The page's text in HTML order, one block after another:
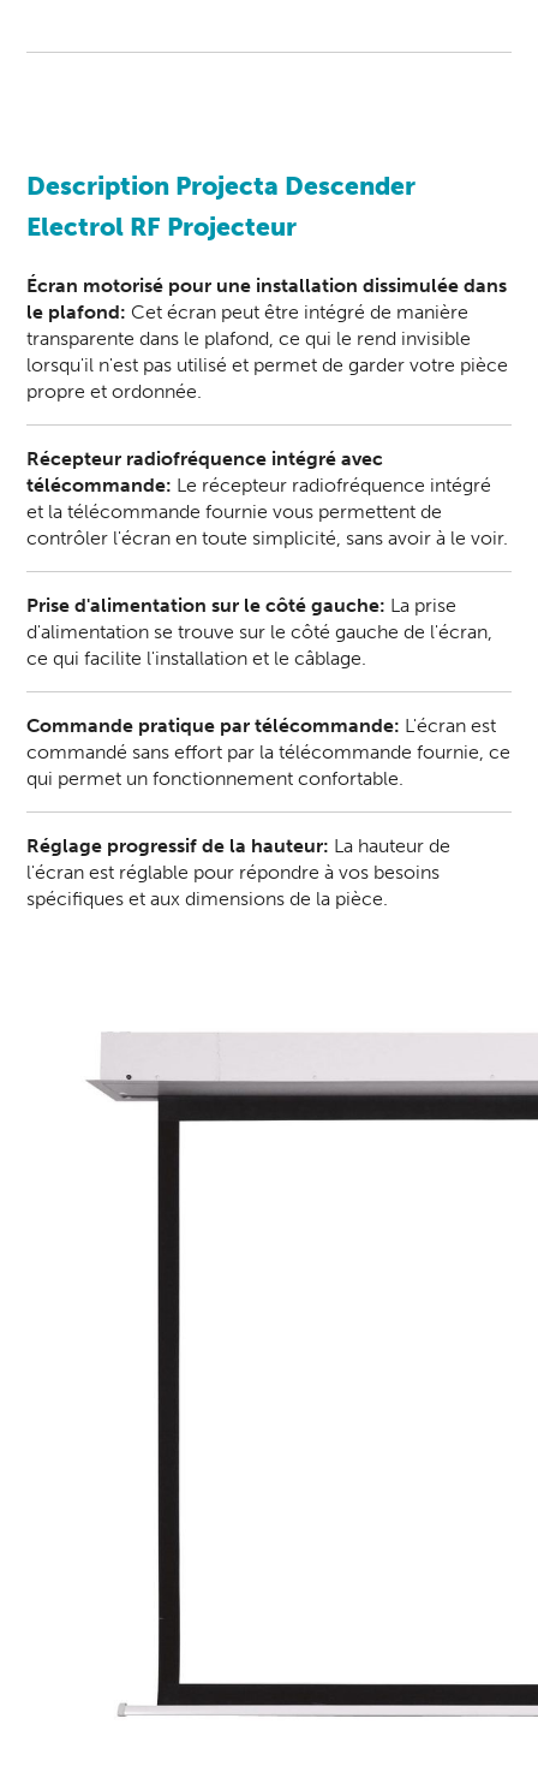
Description Projecta Descender
Electrol RF Projecteur
Écran motorisé pour une installation dissimulée dans
le plafond: Cet écran peut être intégré de manière
transparente dans le plafond, ce qui le rend invisible
lorsqu'il n'est pas utilisé et permet de garder votre pièce
propre et ordonnée.
Récepteur radiofréquence intégré avec
télécommande: Le récepteur radiofréquence intégré
et la télécommande fournie vous permettent de
contrôler l'écran en toute simplicité, sans avoir à le voir.
Prise d'alimentation sur le côté gauche: La prise
d'alimentation se trouve sur le côté gauche de l'écran,
ce qui facilite l'installation et le câblage.
Commande pratique par télécommande: L'écran est
commandé sans effort par la télécommande fournie, ce
qui permet un fonctionnement confortable.
Réglage progressif de la hauteur: La hauteur de
l'écran est réglable pour répondre à vos besoins
spécifiques et aux dimensions de la pièce.